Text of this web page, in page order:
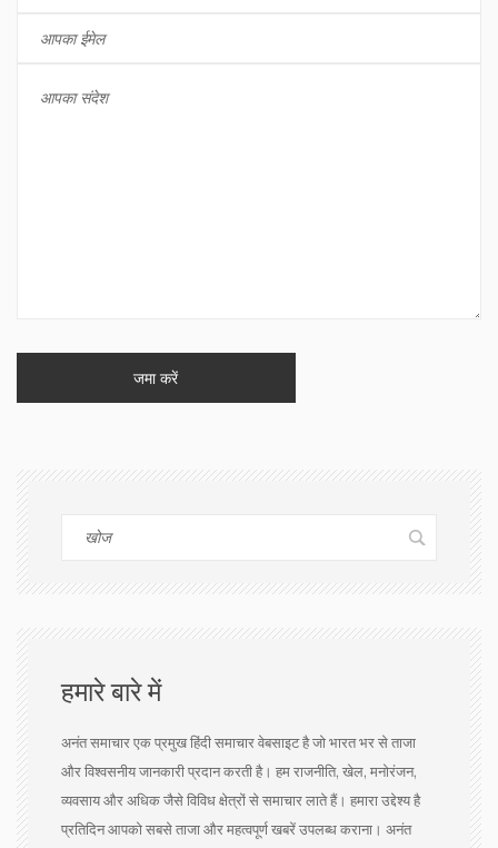
हमारे बारे में
अनंत समाचार एक प्रमुख हिंदी समाचार वेबसाइट है जो भारत भर से ताजा
और विश्वसनीय जानकारी प्रदान करती है। हम राजनीति, खेल, मनोरंजन,
व्यवसाय और अधिक जैसे विविध क्षेत्रों से समाचार लाते हैं। हमारा उद्देश्य है
प्रतिदिन आपको सबसे ताजा और महत्वपूर्ण खबरें उपलब्ध कराना। अनंत